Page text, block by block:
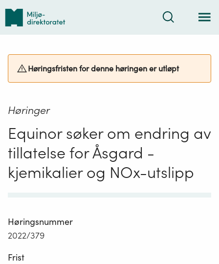
Tilbake
forsiden
Søk
Høringsfristen for denne høringen er utløpt
Høringer
Equinor søker om endring av
tillatelse for Åsgard -
kjemikalier og NOx-utslipp
Høringsnummer
2022/379
Frist